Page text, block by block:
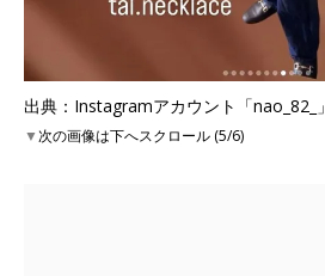
出典：Instagramアカウント「nao_82_」
▼次の画像は下へスクロール (5/6)